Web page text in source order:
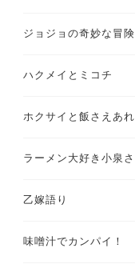
ジョジョの奇妙な冒険
ハクメイとミコチ
ホクサイと飯さえあ
ラーメン大好き小泉
乙嫁語り
味噌汁でカンパイ！